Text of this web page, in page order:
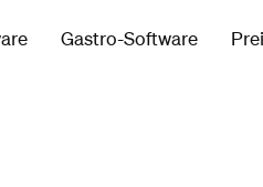
Gastro-Software